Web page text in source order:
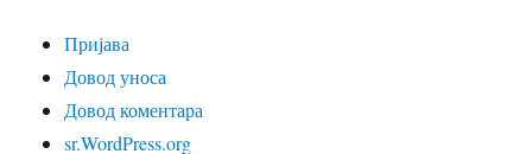
Пријава
Довод уноса
Довод коментара
sr.WordPress.org